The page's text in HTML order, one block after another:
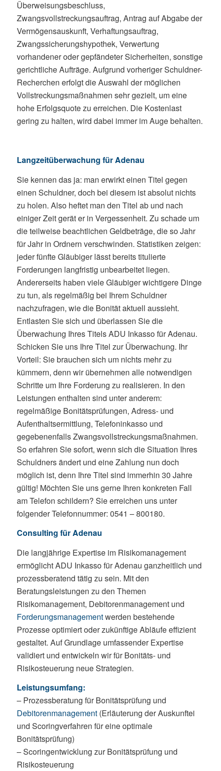
Überweisungsbeschluss,
Zwangsvollstreckungsauftrag, Antrag auf Abgabe der
Vermögensauskunft, Verhaftungsauftrag,
Zwangssicherungshypothek, Verwertung
vorhandener oder gepfändeter Sicherheiten, sonstige
gerichtliche Aufträge. Aufgrund vorheriger Schuldner-
Recherchen erfolgt die Auswahl der möglichen
Vollstreckungsmaßnahmen sehr gezielt, um eine
hohe Erfolgsquote zu erreichen. Die Kostenlast
gering zu halten, wird dabei immer im Auge behalten.
Langzeitüberwachung für Adenau
Sie kennen das ja: man erwirkt einen Titel gegen
einen Schuldner, doch bei diesem ist absolut nichts
zu holen. Also heftet man den Titel ab und nach
einiger Zeit gerät er in Vergessenheit. Zu schade um
die teilweise beachtlichen Geldbeträge, die so Jahr
für Jahr in Ordnern verschwinden. Statistiken zeigen:
jeder fünfte Gläubiger lässt bereits titulierte
Forderungen langfristig unbearbeitet liegen.
Andererseits haben viele Gläubiger wichtigere Dinge
zu tun, als regelmäßig bei Ihrem Schuldner
nachzufragen, wie die Bonität aktuell aussieht.
Entlasten Sie sich und überlassen Sie die
Überwachung Ihres Titels ADU Inkasso für Adenau.
Schicken Sie uns Ihre Titel zur Überwachung. Ihr
Vorteil: Sie brauchen sich um nichts mehr zu
kümmern, denn wir übernehmen alle notwendigen
Schritte um Ihre Forderung zu realisieren. In den
Leistungen enthalten sind unter anderem:
regelmäßige Bonitätsprüfungen, Adress- und
Aufenthaltsermittlung, Telefoninkasso und
gegebenenfalls Zwangsvollstreckungsmaßnahmen.
So erfahren Sie sofort, wenn sich die Situation Ihres
Schuldners ändert und eine Zahlung nun doch
möglich ist, denn Ihre Titel sind immerhin 30 Jahre
gültig! Möchten Sie uns gerne Ihren konkreten Fall
am Telefon schildern? Sie erreichen uns unter
folgender Telefonnummer: 0541 – 800180.
Consulting für Adenau
Die langjährige Expertise im Risikomanagement
ermöglicht ADU Inkasso für Adenau ganzheitlich und
prozessberatend tätig zu sein. Mit den
Beratungsleistungen zu den Themen
Risikomanagement, Debitorenmanagement und
Forderungsmanagementwerden bestehende
Prozesse optimiert oder zukünftige Abläufe effizient
gestaltet. Auf Grundlage umfassender Expertise
validiert und entwickeln wir für Bonitäts- und
Risikosteuerung neue Strategien.
Leistungsumfang:
– Prozessberatung für Bonitätsprüfung und
Debitorenmanagement(Erläuterung der Auskunftei
und Scoringverfahren für eine optimale
Bonitätsprüfung)
– Scoringentwicklung zur Bonitätsprüfung und
Risikosteuerung